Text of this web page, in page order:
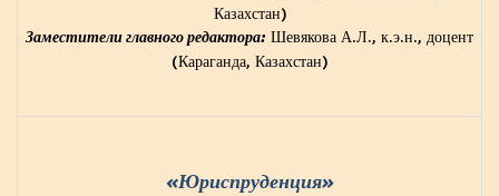
Казахстан)
Заместители главного редактора: Шевякова А.Л., к.э.н., доцент
(Караганда, Казахстан)
«Юриспруденция»